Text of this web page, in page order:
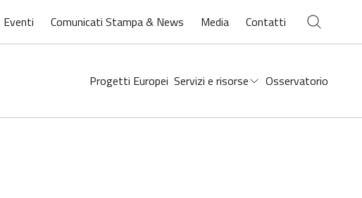
Eventi Comunicati Stampa & News Media Contatti
Open
search
Progetti Europei Servizi e risorse Osservatorio